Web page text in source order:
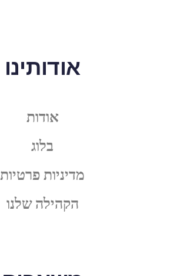
אודותינו
אודות
בלוג
מדיניות פרטיות
הקהילה שלנו